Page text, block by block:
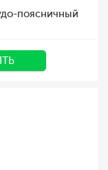
поясничный